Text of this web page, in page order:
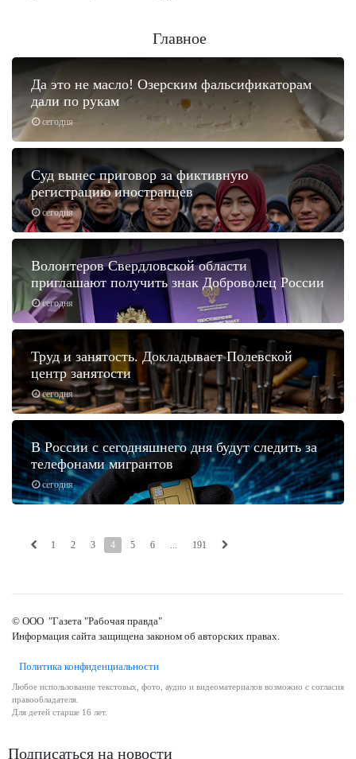
Главное
сегодня
Да это не масло! Озерским фальсификаторам
дали по рукам
сегодня
Суд вынес приговор за фиктивную
регистрацию иностранцев
сегодня
Волонтеров Свердловской области
приглашают получить знак Доброволец России
сегодня
Труд и занятость. Докладывает Полевской
центр занятости
сегодня
В России с сегодняшнего дня будут следить за
телефонами мигрантов
1 2 3 4 5 6 ... 191
© ООО "Газета "Рабочая правда"
Информация сайта защищена законом об авторских правах.
Политика конфиденциальности
Любое использование текстовых, фото, аудио и видеоматериалов возможно с согласия
правообладателя.
Для детей старше 16 лет.
Подписаться на новости